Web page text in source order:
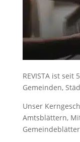
REVISTA ist
Gemeinden,
Unser
Amtsblättern,